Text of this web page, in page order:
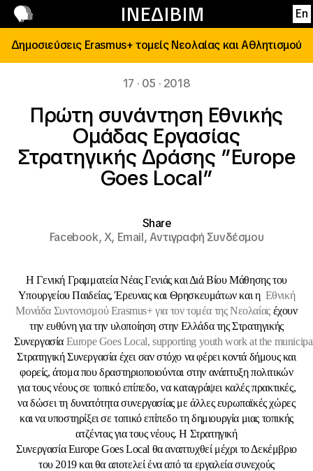
ΙΝΕΔΙΒΙΜ En
Επικοινωνία
Δημοσιεύσεις Erasmus+ τομείς Νεολαίας και Αθλητισμού
17 · 05 · 2018
Πρώτη συνάντηση Εθνικής
Ομάδας Εργασίας
Στρατηγικής Δράσης ”Europe
Goes Local”
Share
Facebook,X, Email,Αντιγραφή Συνδέσμου
Η Γενική Γραμματεία Νέας Γενιάς και Διά Βίου Μάθησης του
Υπουργείου Παιδείας, Έρευνας και Θρησκευμάτων και η Εθνική
Μονάδα ΣυντονισμούErasmus+ για τον τομέα της Νεολαίαςέχουν
την ευθύνη για την υλοποίηση στην Ελλάδα της Στρατηγικής
Συνεργασία Europe Goes Local,supporting youth work at the
Στρατηγική Συνεργασία έχει σαν στόχο να φέρει κοντά δήμους και
φορείς, άτομα που δραστηριοποιούνται στην ανάπτυξη πολιτικών
για τους νέους σε τοπικό επίπεδο, να καταγράψει καλές πρακτικές,
να δώσει τη δυνατότητα συνεργασίας με άλλες ευρωπαϊκές χώρες
και να υποστηρίξει σε τοπικό επίπεδο τη δημιουργία μιας τοπικής
ατζέντας για τους νέους.Η Στρατηγική
ΣυνεργασίαEurope Goes Local θα αναπτυχθεί μέχρι το Δεκέμβριο
του 2019 και θα αποτελεί ένα από τα εργαλεία συνεχούς